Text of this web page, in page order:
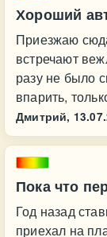
Хороший
Приезжаю
встречают
разу не было
впарить,
Дмитрий,
Пока что
Год назад
приехал на